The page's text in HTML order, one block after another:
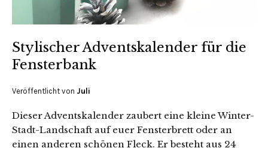
Stylischer Adventskalender für die
Fensterbank
Veröffentlicht von Juli
Dieser Adventskalender zaubert eine kleine Winter-
Stadt-Landschaft auf euer Fensterbrett oder an
einen anderen schönen Fleck. Er besteht aus 24